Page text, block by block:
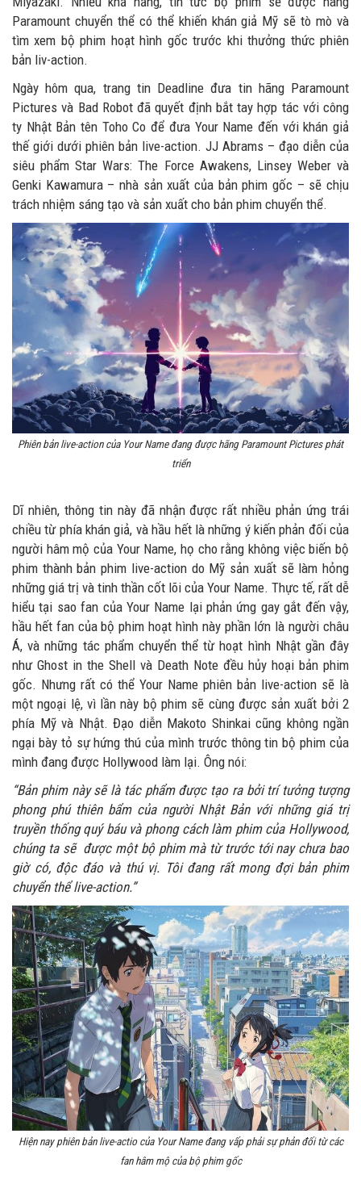
Paramount chuyển thể có thể khiến khán giả Mỹ sẽ tò mò và
tìm xem bộ phim hoạt hình gốc trước khi thưởng thức phiên
bản liv-action.
Ngày hôm qua, trang tin Deadline đưa tin hãng Paramount
Pictures và Bad Robot đã quyết định bắt tay hợp tác với công
ty Nhật Bản tên Toho Co để đưa Your Name đến với khán giả
thế giới dưới phiên bản live-action. JJ Abrams – đạo diễn của
siêu phẩm Star Wars: The Force Awakens, Linsey Weber và
Genki Kawamura – nhà sản xuất của bản phim gốc – sẽ chịu
trách nhiệm sáng tạo và sản xuất cho bản phim chuyển thể.
Phiên bản live-action của Your Name đang được hãng Paramount Pictures phát
triển
Dĩ nhiên, thông tin này đã nhận được rất nhiều phản ứng trái
chiều từ phía khán giả, và hầu hết là những ý kiến phản đối của
người hâm mộ của Your Name, họ cho rằng không việc biến bộ
phim thành bản phim live-action do Mỹ sản xuất sẽ làm hỏng
những giá trị và tinh thần cốt lõi của Your Name. Thực tế, rất dễ
hiểu tại sao fan của Your Name lại phản ứng gay gắt đến vậy,
hầu hết fan của bộ phim hoạt hình này phần lớn là người châu
Á, và những tác phẩm chuyển thể từ hoạt hình Nhật gần đây
như Ghost in the Shell và Death Note đều hủy hoại bản phim
gốc. Nhưng rất có thể Your Name phiên bản live-action sẽ là
một ngoại lệ, vì lần này bộ phim sẽ cùng được sản xuất bởi 2
phía Mỹ và Nhật. Đạo diễn Makoto Shinkai cũng không ngần
ngại bày tỏ sự hứng thú của mình trước thông tin bộ phim của
mình đang được Hollywood làm lại. Ông nói:
“Bản phim này sẽ là tác phẩm được tạo ra bởi trí tưởng tượng
phong phú thiên bẩm của người Nhật Bản với những giá trị
truyền thống quý báu và phong cách làm phim của Hollywood,
chúng ta sẽ được một bộ phim mà từ trước tới nay chưa bao
giờ có, độc đáo và thú vị. Tôi đang rất mong đợi bản phim
chuyển thể live-action.”
Hiện nay phiên bản live-actio của Your Name đang vấp phải sự phản đối từ các
fan hâm mộ của bộ phim gốc